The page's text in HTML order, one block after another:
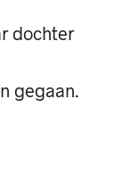
dochter
gegaan.